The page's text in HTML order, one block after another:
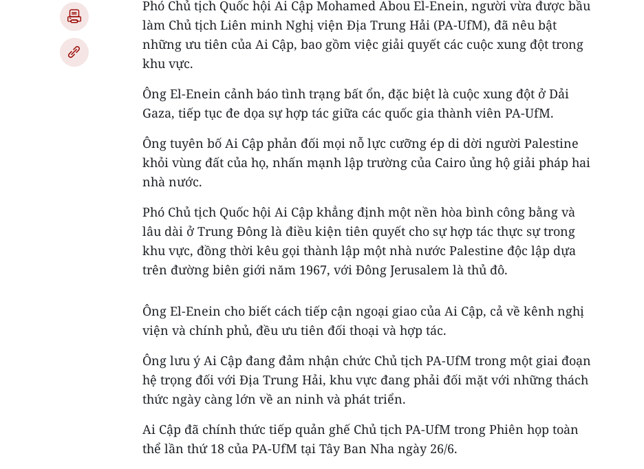
Phó Chủ tịch Quốc hội Ai Cập Mohamed Abou El-Enein, người vừa được bầu
làm Chủ tịch Liên minh Nghị viện Địa Trung Hải (PA-UfM), đã nêu bật
những ưu tiên của Ai Cập, bao gồm việc giải quyết các cuộc xung đột trong
khu vực.
Ông El-Enein cảnh báo tình trạng bất ổn, đặc biệt là cuộc xung đột ở Dải
Gaza, tiếp tục đe dọa sự hợp tác giữa các quốc gia thành viên PA-UfM.
Ông tuyên bố Ai Cập phản đối mọi nỗ lực cưỡng ép di dời người Palestine
khỏi vùng đất của họ, nhấn mạnh lập trường của Cairo ủng hộ giải pháp hai
nhà nước.
Phó Chủ tịch Quốc hội Ai Cập khẳng định một nền hòa bình công bằng và
lâu dài ở Trung Đông là điều kiện tiên quyết cho sự hợp tác thực sự trong
khu vực, đồng thời kêu gọi thành lập một nhà nước Palestine độc lập dựa
trên đường biên giới năm 1967, với Đông Jerusalem là thủ đô.
Ông El-Enein cho biết cách tiếp cận ngoại giao của Ai Cập, cả về kênh nghị
viện và chính phủ, đều ưu tiên đối thoại và hợp tác.
Ông lưu ý Ai Cập đang đảm nhận chức Chủ tịch PA-UfM trong một giai đoạn
hệ trọng đối với Địa Trung Hải, khu vực đang phải đối mặt với những thách
thức ngày càng lớn về an ninh và phát triển.
Ai Cập đã chính thức tiếp quản ghế Chủ tịch PA-UfM trong Phiên họp toàn
thể lần thứ 18 của PA-UfM tại Tây Ban Nha ngày 26/6.